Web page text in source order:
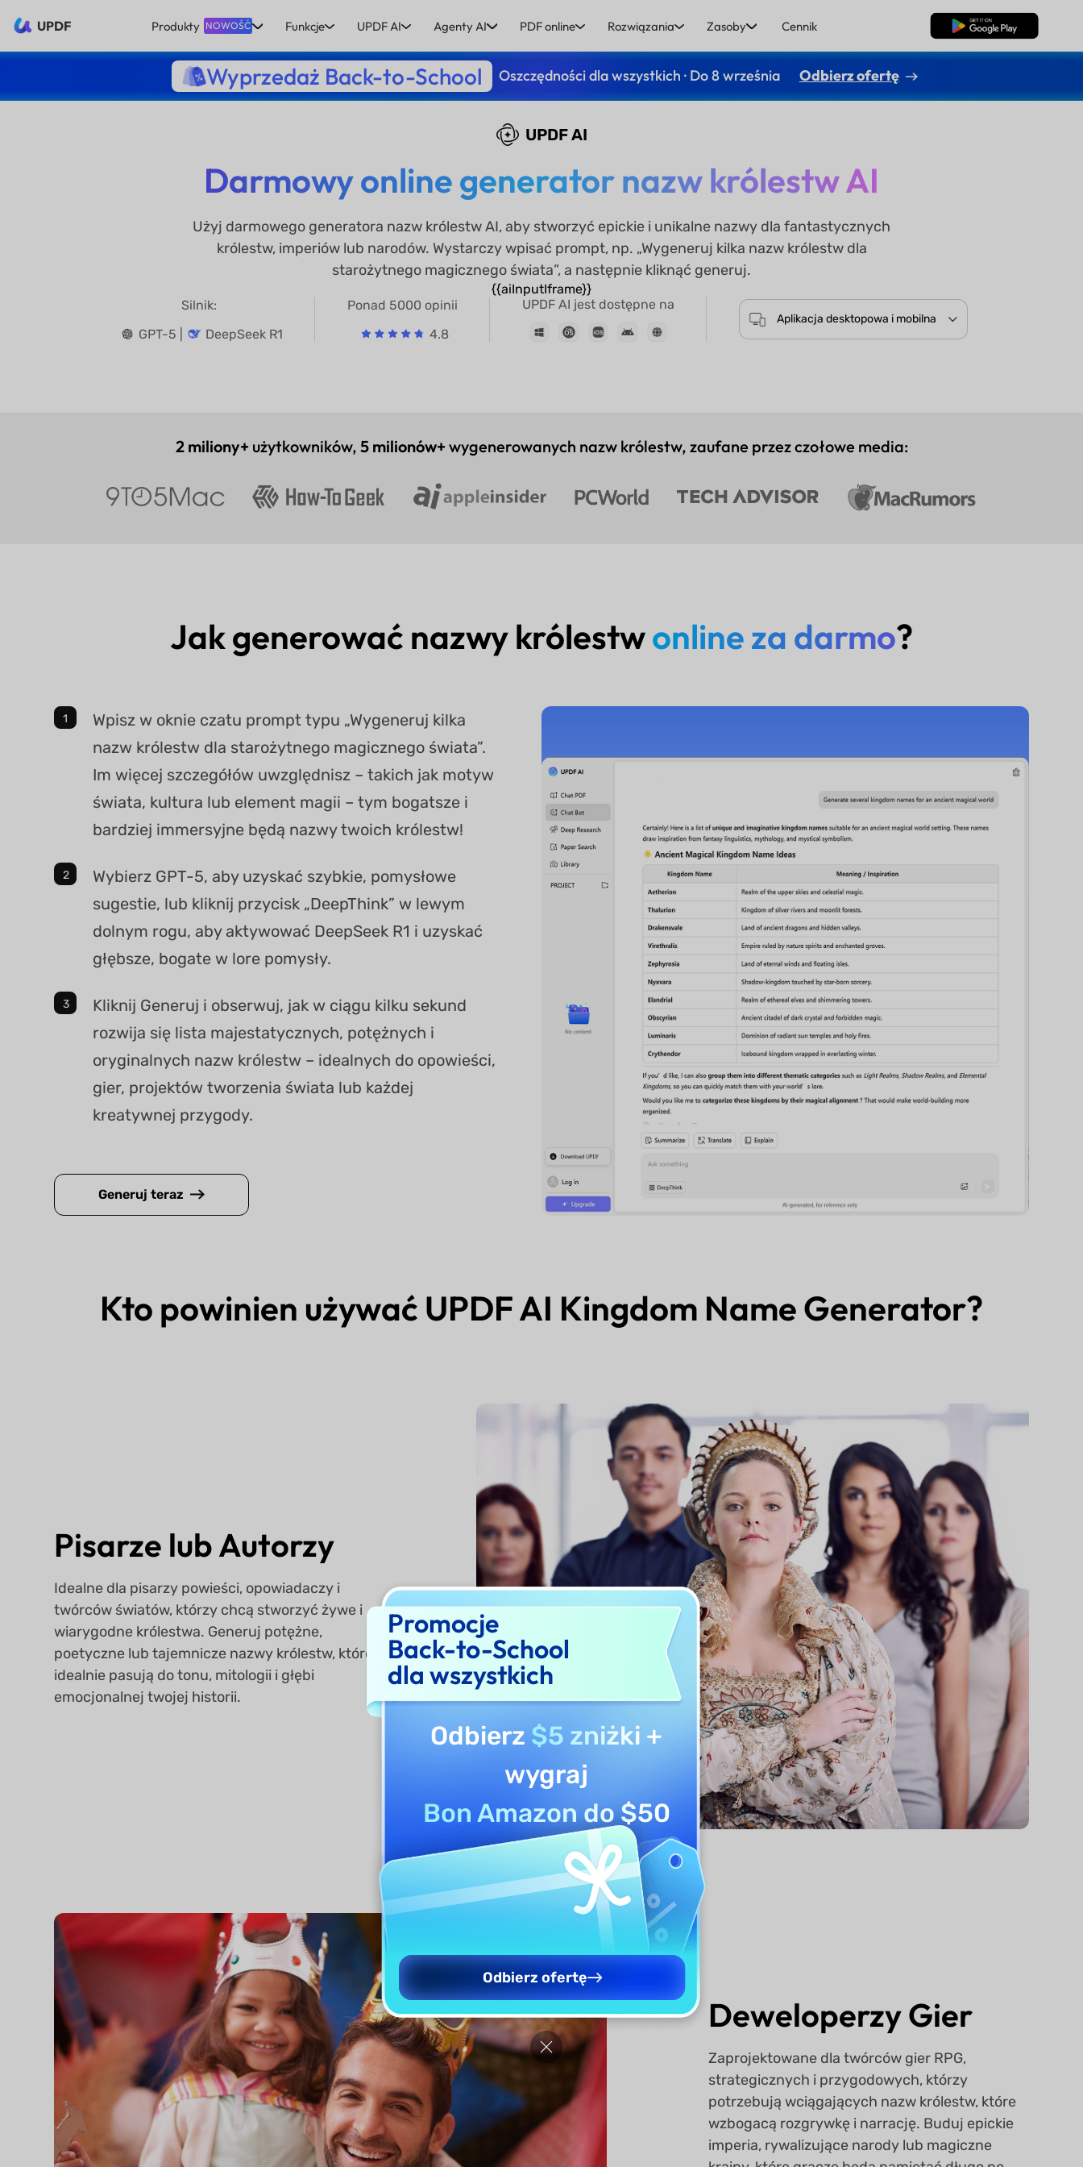
UPDF Produkty NOWOŚĆ Funkcje UPDF AI Agenty AI PDF online Rozwiązania Zasoby Cennik Pobierz za darmo
Wyprzedaż Back-to-School Oszczędności dla wszystkich · Do 8 września Odbierz ofertę
UPDF AI
Darmowy online generator nazw królestw AI
Użyj darmowego generatora nazw królestw AI, aby stworzyć epickie i unikalne nazwy dla fantastycznych
królestw, imperiów lub narodów. Wystarczy wpisać prompt, np. „Wygeneruj kilka nazw królestw dla
starożytnego magicznego świata”, a następnie kliknąć generuj.
{{aiInputIframe}}
Silnik:
GPT-5 |
DeepSeek R1
Ponad 5000 opinii
4.8
UPDF AI jest dostępne na
Aplikacja desktopowa i mobilna
2 miliony+ użytkowników, 5 milionów+ wygenerowanych nazw królestw, zaufane przez czołowe media:
Jak generować nazwy królestwonline za darmo?
Wpisz w oknie czatu prompt typu „Wygeneruj kilka
nazw królestw dla starożytnego magicznego świata”.
Im więcej szczegółów uwzględnisz – takich jak motyw
świata, kultura lub element magii – tym bogatsze i
bardziej immersyjne będą nazwy twoich królestw!
Wybierz GPT-5, aby uzyskać szybkie, pomysłowe
sugestie, lub kliknij przycisk „DeepThink” w lewym
dolnym rogu, aby aktywować DeepSeek R1 i uzyskać
głębsze, bogate w lore pomysły.
Kliknij Generuj i obserwuj, jak w ciągu kilku sekund
rozwija się lista majestatycznych, potężnych i
oryginalnych nazw królestw – idealnych do opowieści,
gier, projektów tworzenia świata lub każdej
kreatywnej przygody.
Generuj teraz
Kto powinien używać UPDF AI Kingdom Name Generator?
Pisarze lub Autorzy
Idealne dla pisarzy powieści, opowiadaczy i
twórców światów, którzy chcą stworzyć żywe i
wiarygodne królestwa. Generuj potężne,
poetyczne lub tajemnicze nazwy królestw, które
idealnie pasują do tonu, mitologii i głębi
emocjonalnej twojej historii.
Deweloperzy Gier
Zaprojektowane dla twórców gier RPG,
strategicznych i przygodowych, którzy
potrzebują wciągających nazw królestw, które
wzbogacą rozgrywkę i narrację. Buduj epickie
imperia, rywalizujące narody lub magiczne
Promocje
Back-to-School
dla wszystkich
Odbierz $5 zniżki +
wygraj
Bon Amazon do $50
Odbierz ofertę